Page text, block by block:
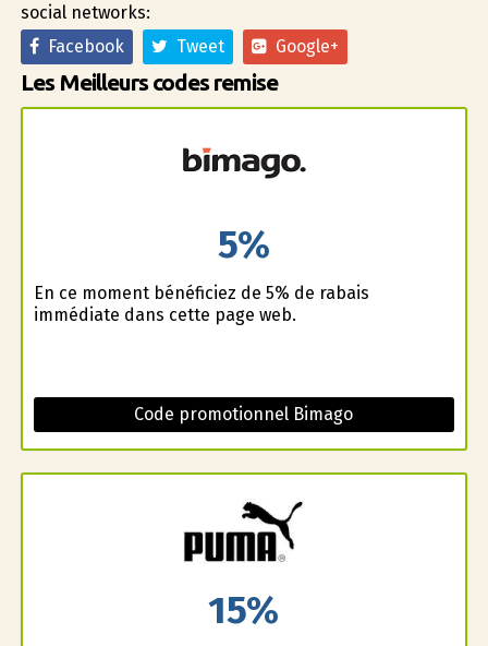
social networks:
Facebook
Tweet Google+
Les Meilleurs codes remise
5%
En ce moment bénéficiez de 5% de rabais
immédiate dans cette page web.
Code promotionnel Bimago
15%